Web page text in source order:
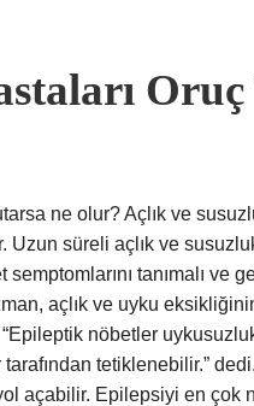
ne olur? Açlık ve
Uzun süreli açlık ve
semptomlarını tanımalı
açlık ve uyku
nöbetler
tarafından tetiklenebilir.”
açabilir. Epilepsiyi en çok